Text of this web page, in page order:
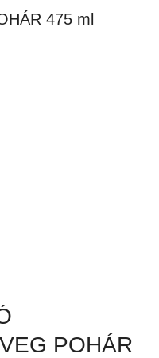
475 ml
POHÁR